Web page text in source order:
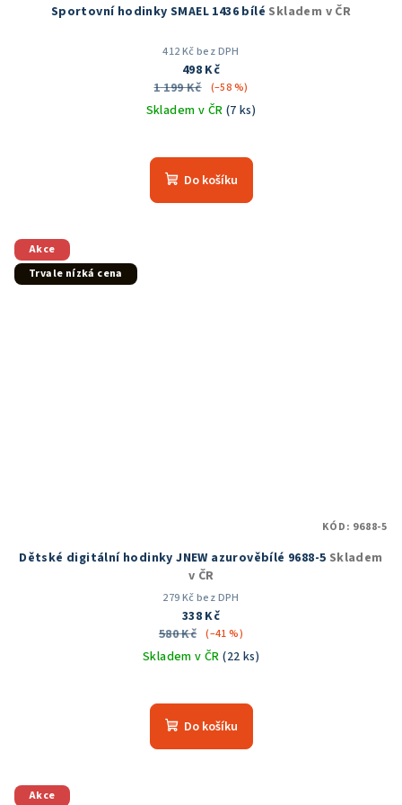
Sportovní hodinky SMAEL 1436 bílé Skladem v ČR
412 Kč bez DPH
498 Kč
1 199 Kč
(–58 %)
Skladem v ČR (7 ks)
hodnocení
produktu
Do košíku
Akce
Trvale nízká cena
Dětské digitální hodinky JNEW azurověbílé 9688-5 Skladem
v ČR
279 Kč bez DPH
338 Kč
580 Kč (–41 %)
Skladem v ČR(22 ks)
hodnocení
produktu
Do košíku
KÓD: 9688-5
Akce